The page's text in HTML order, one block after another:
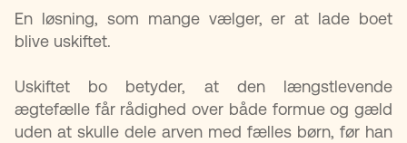
En løsning, som mange vælger, er at lade boet
blive uskiftet.
Uskiftet bo betyder, at den længstlevende
ægtefælle får rådighed over både formue og gæld
uden at skulle dele arven med fælles børn, før han